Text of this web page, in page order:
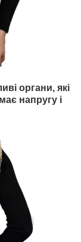
органи, які
напругу і